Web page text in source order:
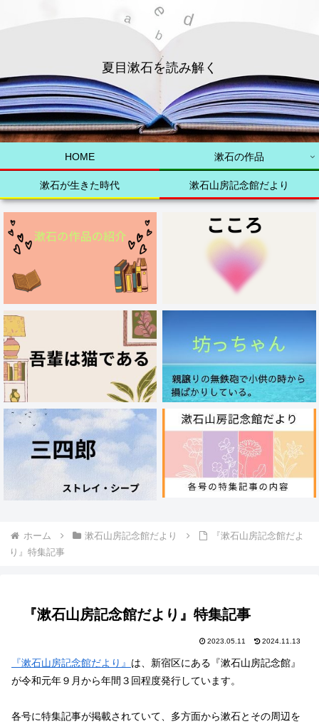
夏目漱石を読み解く
HOME 漱石の作品
漱石が生きた時代 漱石山房記念館だより
ホーム 漱石山房記念館だより
『漱石山房記念館だよ
り』特集記事
『漱石山房記念館だより』特集記事
2023.05.11 2024.11.13
『漱石山房記念館だより』 は、新宿区にある『漱石山房記念館』
が令和元年９月から年間３回程度発行しています。
各号に特集記事が掲載されていて、多方面から漱石とその周辺を